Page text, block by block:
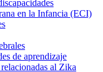
en la Infancia (ECI)
de aprendizaje
al Zika